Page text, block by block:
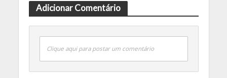
Adicionar Comentário
Clique aqui para postar um comentário